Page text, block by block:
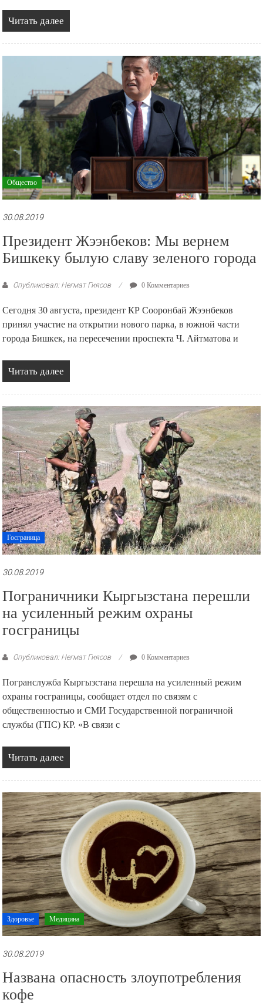
Читать далее
Общество
30.08.2019
Президент Жээнбеков: Мы вернем
Бишкеку былую славу зеленого города
Опубликовал: Негмат Гиясов 0 Комментариев
Сегодня 30 августа, президент КР Сооронбай Жээнбеков
принял участие на открытии нового парка, в южной части
города Бишкек, на пересечении проспекта Ч. Айтматова и
Читать далее
Госграница
30.08.2019
Пограничники Кыргызстана перешли
на усиленный режим охраны
госграницы
Опубликовал: Негмат Гиясов 0 Комментариев
Погранслужба Кыргызстана перешла на усиленный режим
охраны госграницы, сообщает отдел по связям с
общественностью и СМИ Государственной пограничной
службы (ГПС) КР. «В связи с
Читать далее
Здоровье Медицина
30.08.2019
Названа опасность злоупотребления
кофе